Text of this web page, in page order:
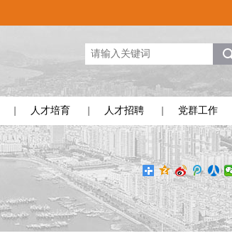
人才培育 人才招聘 党群工作